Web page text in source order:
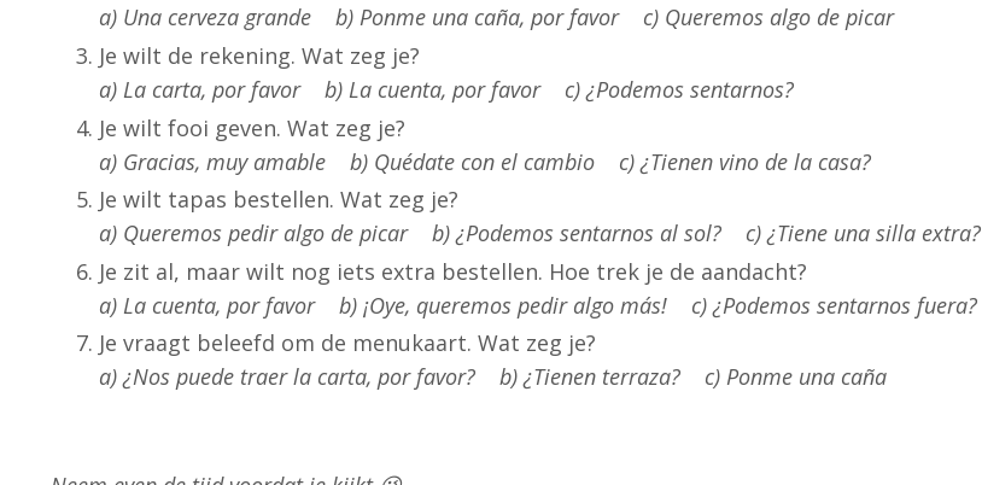
a) Una cerveza grande b) Ponme una caña, por favor c) Queremos algo de picar
Je wilt de rekening. Wat zeg je?
a) La carta, por favor b) La cuenta, por favor c) ¿Podemos sentarnos?
Je wilt fooi geven. Wat zeg je?
a) Gracias, muy amable b) Quédate con el cambio c) ¿Tienen vino de la casa?
Je wilt tapas bestellen. Wat zeg je?
a) Queremos pedir algo de picar b) ¿Podemos sentarnos al sol? c) ¿Tiene una silla extra?
Je zit al, maar wilt nog iets extra bestellen. Hoe trek je de aandacht?
a) La cuenta, por favor b) ¡Oye, queremos pedir algo más! c) ¿Podemos sentarnos fuera?
Je vraagt beleefd om de menukaart. Wat zeg je?
a) ¿Nos puede traer la carta, por favor? b) ¿Tienen terraza? c) Ponme una caña